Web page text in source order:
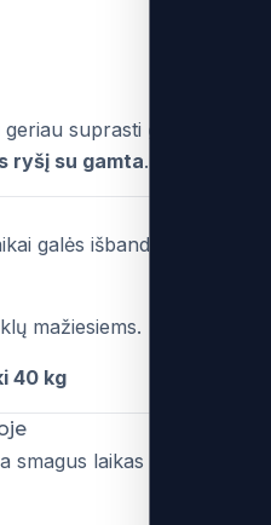
geriau suprasti gyvūnų
ryšį su gamta.
galės išbandyti
mažiesiems.
40 kg
laikas gamtoje.